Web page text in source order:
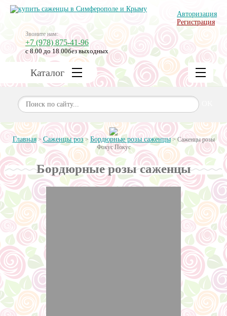
Звоните нам:
+7 (978) 875-41-96
с 8.00 до 18.00без выходных
Авторизация
Регистрация
Каталог
Главная> Саженцы роз> Бордюрные розы саженцы>Саженцы розы
Фокус Покус
Бордюрные розы саженцы